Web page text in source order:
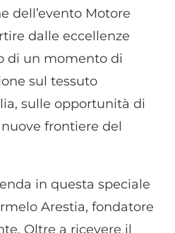
dell’evento Motore
dalle eccellenze
di un momento di
sul tessuto
sulle opportunità di
frontiere del
in questa speciale
Arestia, fondatore
Oltre a ricevere il